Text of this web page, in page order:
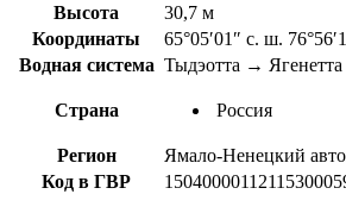
Высота
30,7 м
Координаты
65°05′01″ с. ш.
Водная система Тыдэотта →
Страна Россия
Регион
Ямало-Ненецкий
Код в ГВР